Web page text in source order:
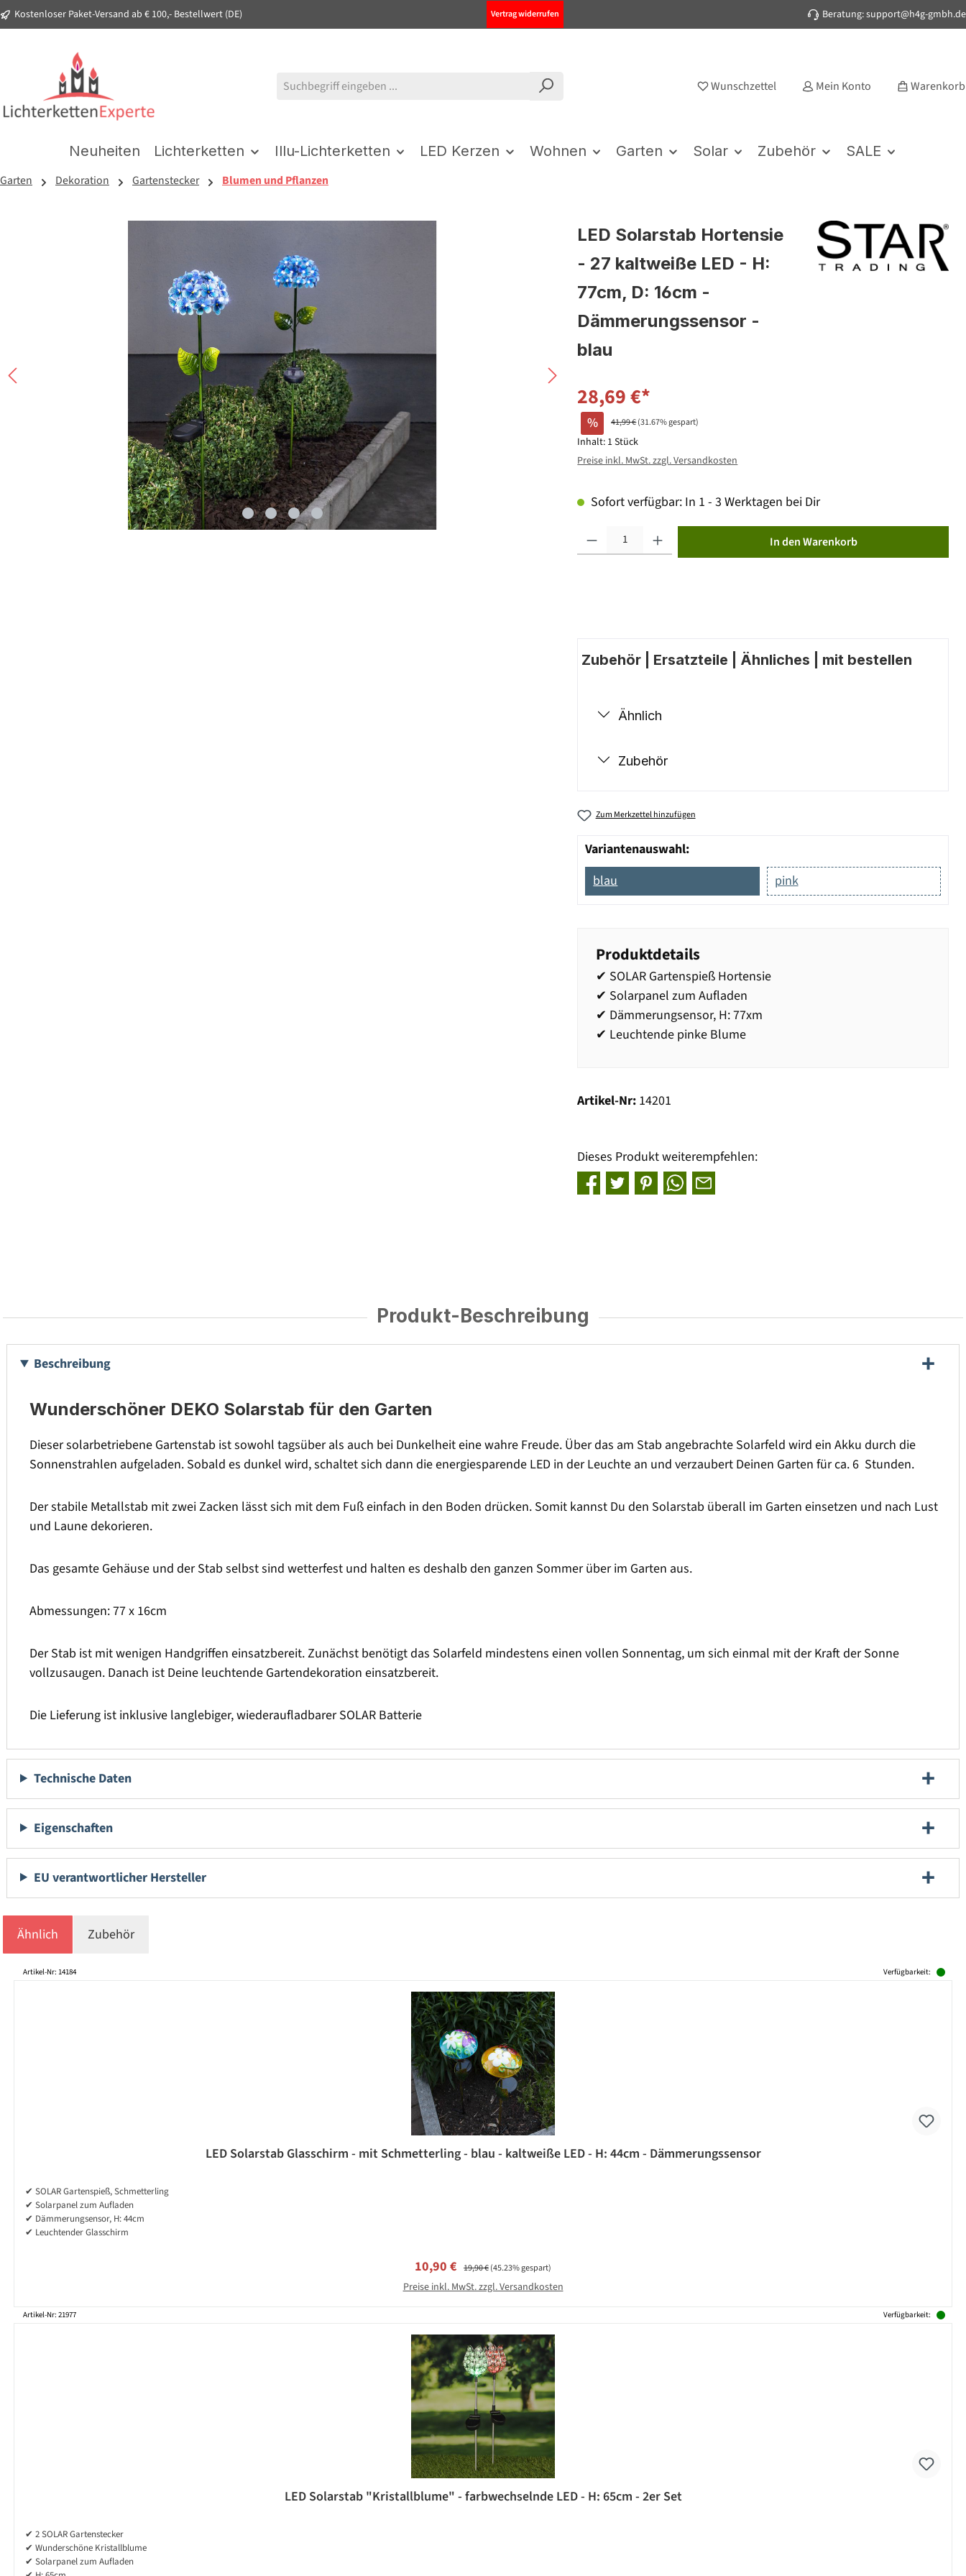
Zur Hauptnavigation springen
Kostenloser Paket-Versand ab € 100,- Bestellwert (DE) Vertrag widerrufen Beratung: support@h4g-gmbh.de
Wunschzettel Mein Konto Warenkorb
Neuheiten Lichterketten Illu-Lichterketten LED Kerzen Wohnen Garten Solar Zubehör SALE
Garten Dekoration Gartenstecker Blumen und Pflanzen
LED Solarstab Hortensie
- 27 kaltweiße LED - H:
77cm, D: 16cm -
Dämmerungssensor -
blau
28,69 €*
% 41,99 €(31.67% gespart)
Inhalt: 1 Stück
Preise inkl. MwSt. zzgl. Versandkosten
Sofort verfügbar: In 1 - 3 Werktagen bei Dir
In den Warenkorb
Zubehör | Ersatzteile | Ähnliches | mit bestellen
Ähnlich
Zubehör
Zum Merkzettel hinzufügen
Variantenauswahl:
blau
pink
Produktdetails
✔ SOLAR Gartenspieß Hortensie
✔ Solarpanel zum Aufladen
✔ Dämmerungsensor, H: 77xm
✔ Leuchtende pinke Blume
Artikel-Nr: 14201
Dieses Produkt weiterempfehlen:
Produkt-Beschreibung
Beschreibung
Wunderschöner DEKO Solarstab für den Garten
Dieser solarbetriebene Gartenstab ist sowohl tagsüber als auch bei Dunkelheit eine wahre Freude. Über das am Stab angebrachte Solarfeld wird ein Akku durch die
Sonnenstrahlen aufgeladen. Sobald es dunkel wird, schaltet sich dann die energiesparende LED in der Leuchte an und verzaubert Deinen Garten für ca. 6 Stunden.
Der stabile Metallstab mit zwei Zacken lässt sich mit dem Fuß einfach in den Boden drücken. Somit kannst Du den Solarstab überall im Garten einsetzen und nach Lust
und Laune dekorieren.
Das gesamte Gehäuse und der Stab selbst sind wetterfest und halten es deshalb den ganzen Sommer über im Garten aus.
Abmessungen: 77 x 16cm
Der Stab ist mit wenigen Handgriffen einsatzbereit. Zunächst benötigt das Solarfeld mindestens einen vollen Sonnentag, um sich einmal mit der Kraft der Sonne
vollzusaugen. Danach ist Deine leuchtende Gartendekoration einsatzbereit.
Die Lieferung ist inklusive langlebiger, wiederaufladbarer SOLAR Batterie
Technische Daten
Eigenschaften
EU verantwortlicher Hersteller
Ähnlich Zubehör
Produktgalerie überspringen
Artikel-Nr: 14184 Verfügbarkeit:
LED Solarstab Glasschirm - mit Schmetterling - blau - kaltweiße LED - H: 44cm - Dämmerungssensor
✔ SOLAR Gartenspieß, Schmetterling
✔ Solarpanel zum Aufladen
✔ Dämmerungsensor, H: 44cm
✔ Leuchtender Glasschirm
Verkaufspreis:
10,90 € Regulärer Preis:
19,90 €(45.23% gespart)
Preise inkl. MwSt. zzgl. Versandkosten
Artikel-Nr: 21977 Verfügbarkeit:
LED Solarstab "Kristallblume" - farbwechselnde LED - H: 65cm - 2er Set
✔ 2 SOLAR Gartenstecker
✔ Wunderschöne Kristallblume
✔ Solarpanel zum Aufladen